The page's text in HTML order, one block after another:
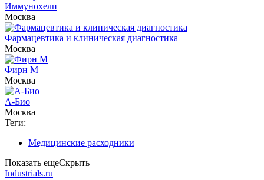
Иммунохелп
Москва
Фармацевтика и клиническая диагностика
Москва
Фирн М
Москва
А-Био
Москва
Теги:
Медицинские расходники
Показать ещеСкрыть
Industrials.ru